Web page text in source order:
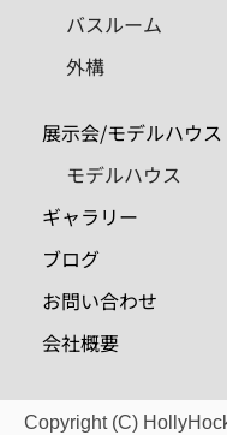
バスルーム
外構
展示会/モデルハウス
モデルハウス
ギャラリー
ブログ
お問い合わせ
会社概要
Copyright (C)